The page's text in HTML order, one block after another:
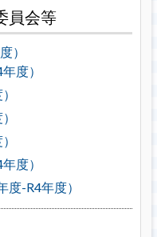
員会等
）
度）
度）
-R4年度）